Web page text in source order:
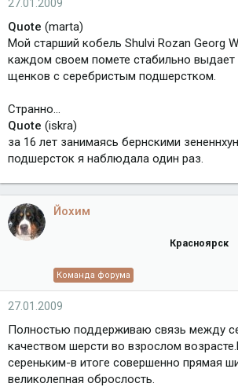
27.01.2009
Quote (marta)
Мой старший кобель Shulvi Rozan Georg
каждом своем помете стабильно выдает
щенков с серебристым подшерстком.
Странно...
Quote (iskra)
за 16 лет занимаясь бернскими
подшерсток я наблюдала один раз.
Йохим
Красноярск
Команда форума
27.01.2009
Полностью поддерживаю связь между
качеством шерсти во взрослом
сереньким-в итоге совершенно прямая
великолепная оброслость.